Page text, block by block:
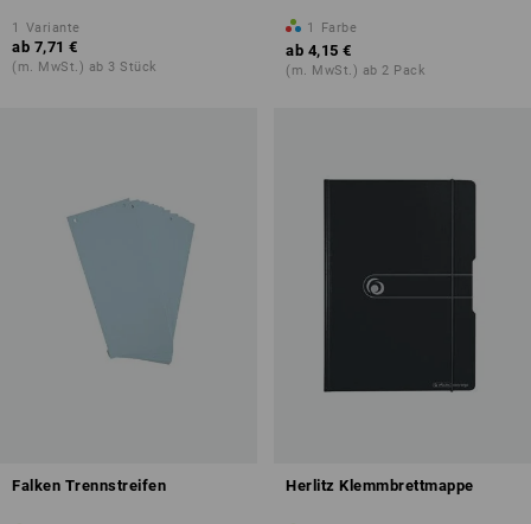
1 Variante
ab 7,71 €
(m. MwSt.) ab 3 Stück
1 Farbe
ab 4,15 €
(m. MwSt.) ab 2 Pack
Falken Trennstreifen Herlitz Klemmbrettmappe